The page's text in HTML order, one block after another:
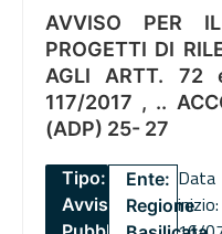
AVVISO PER
PROGETTI DI
AGLI ARTT. 72
117/2017 , ..
(ADP) 25- 27
Tipo:
Avviso
Ente:
Regione
Data
inizio: